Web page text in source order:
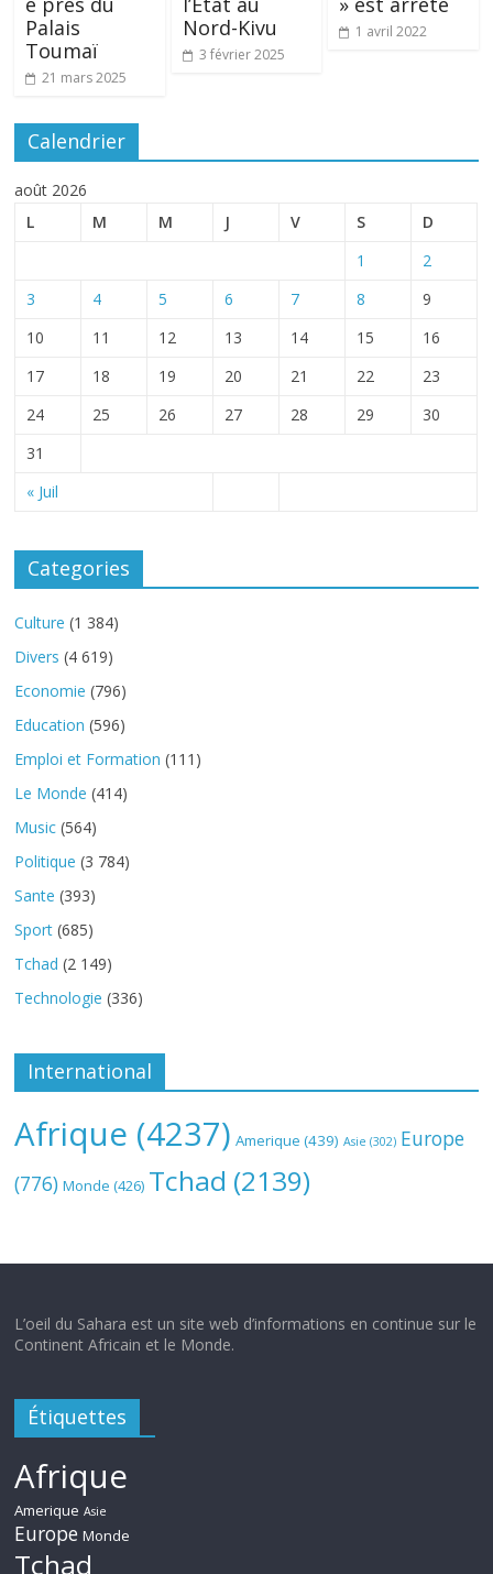
Palais
Toumaï
21 mars 2025
Nord-Kivu
3 février 2025
1 avril 2022
Calendrier
août 2026
L
M M J V S D
« Juil
1
2
3
4 5 6 7 8
9
10
11 12 13 14 15
16
17
18 19 20 21 22
23
24
25 26 27 28 29
30
31
Categories
Culture (1 384)
Divers (4 619)
Economie (796)
Education (596)
Emploi et Formation (111)
Le Monde (414)
Music (564)
Politique (3 784)
Sante (393)
Sport (685)
Tchad (2 149)
Technologie (336)
International
Afrique (4237) Amerique (439) Asie (302) Europe
(776) Monde (426) Tchad (2139)
L’oeil du Sahara est un site web d’informations en continue sur le
Continent Africain et le Monde.
Étiquettes
Afrique
Amerique Asie
Europe Monde
Tchad